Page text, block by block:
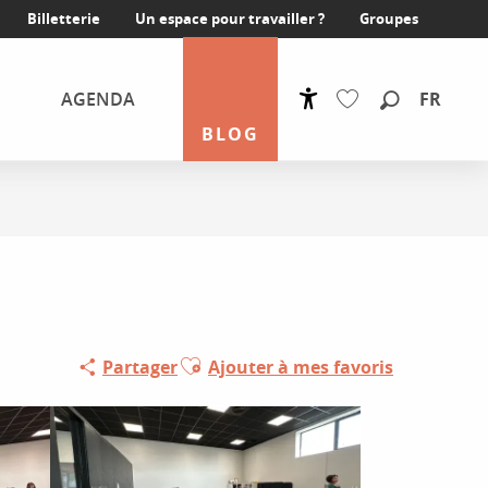
BLOG
FR
Billetterie Un espace pour travailler ? Groupes
AGENDA
PartagerAjouter aux favoris
Ajouter à mes favoris